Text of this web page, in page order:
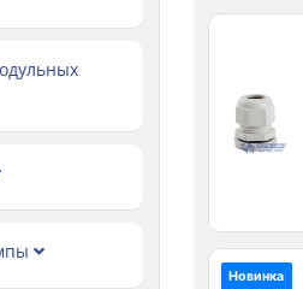
Новинка